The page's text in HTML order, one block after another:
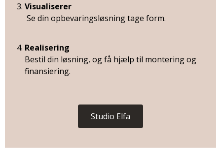
Visualiserer
Se din opbevaringsløsning tage form.
Realisering
Bestil din løsning, og få hjælp til montering og
finansiering.
Studio Elfa